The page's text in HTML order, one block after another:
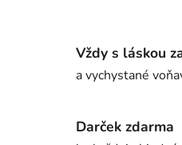
Vždy s láskou
a vychystané
Darček zdarma